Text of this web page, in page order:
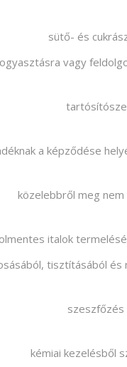
sütő- és
vagy
a képződése
közelebbről meg
italok
tisztításából és
szeszfőzés
kémiai kezelésből